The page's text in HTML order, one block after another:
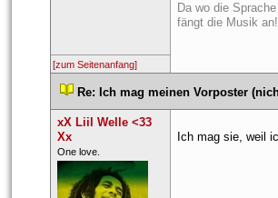
Da wo die
fängt die Musik an!
[zum Seitenanfang]
Re: Ich mag meinen Vorposter
xX Liil Welle <33
Xx
​One love.
Ich mag sie, weil